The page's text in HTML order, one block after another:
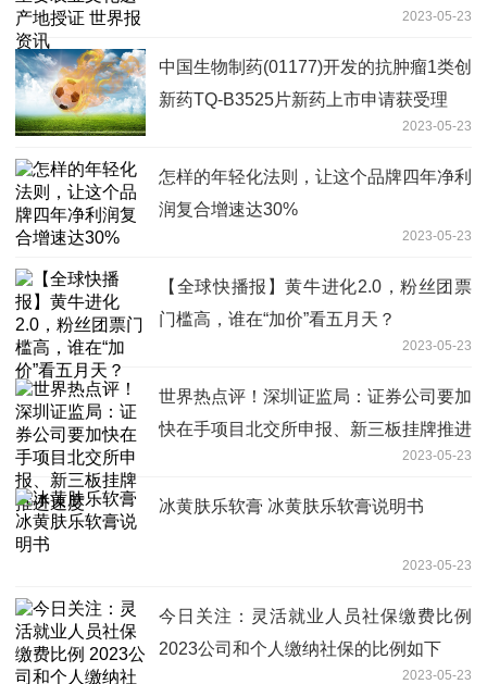
2023-05-23
中国生物制药(01177)开发的抗肿瘤1类创
新药TQ-B3525片新药上市申请获受理
2023-05-23
怎样的年轻化法则，让这个品牌四年净利
润复合增速达30%
2023-05-23
【全球快播报】黄牛进化2.0，粉丝团票
门槛高，谁在“加价”看五月天？
2023-05-23
世界热点评！深圳证监局：证券公司要加
快在手项目北交所申报、新三板挂牌推进
2023-05-23
冰黄肤乐软膏 冰黄肤乐软膏说明书
2023-05-23
今日关注：灵活就业人员社保缴费比例
2023公司和个人缴纳社保的比例如下
2023-05-23